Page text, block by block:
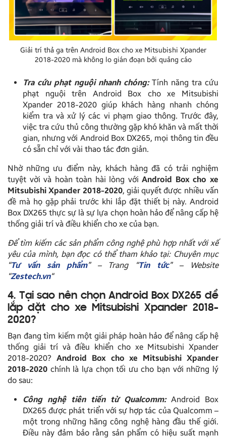
Giải trí thả ga trên Android Box cho xe Mitsubishi Xpander
2018-2020 mà không lo gián đoạn bởi quảng cáo
Tra cứu phạt nguội nhanh chóng: Tính năng tra cứu
phạt nguội trên Android Box cho xe Mitsubishi
Xpander 2018-2020 giúp khách hàng nhanh chóng
kiểm tra và xử lý các vi phạm giao thông. Trước đây,
việc tra cứu thủ công thường gặp khó khăn và mất thời
gian, nhưng với Android Box DX265, mọi thông tin đều
có sẵn chỉ với vài thao tác đơn giản.
Nhờ những ưu điểm này, khách hàng đã có trải nghiệm
tuyệt vời và hoàn toàn hài lòng vớiAndroid Box cho xe
Mitsubishi Xpander 2018-2020, giải quyết được nhiều vấn
đề mà họ gặp phải trước khi lắp đặt thiết bị này. Android
Box DX265 thực sự là sự lựa chọn hoàn hảo để nâng cấp hệ
thống giải trí và điều khiển cho xe của bạn.
Để tìm kiếm các sản phẩm công nghệ phù hợp nhất với xế
yêu của mình, bạn đọc có thể tham khảo tại: Chuyên mục
“Tư vấn sản phẩm” – Trang “Tin tức” – Website
“Zestech.vn“
4. Tại sao nên chọn Android Box DX265 để
lắp đặt cho xe Mitsubishi Xpander 2018-
2020?
Bạn đang tìm kiếm một giải pháp hoàn hảo để nâng cấp hệ
thống giải trí và điều khiển cho xe Mitsubishi Xpander
2018-2020? Android Box cho xe Mitsubishi Xpander
2018-2020 chính là lựa chọn tối ưu cho bạn với những lý
do sau:
Công nghệ tiên tiến từ Qualcomm: Android Box
DX265 được phát triển với sự hợp tác của Qualcomm –
một trong những hãng công nghệ hàng đầu thế giới.
Điều này đảm bảo rằng sản phẩm có hiệu suất mạnh